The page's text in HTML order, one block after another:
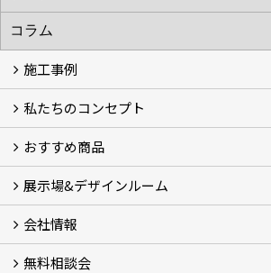
施工事例
施工事例
お客様の声 (46)
私たちのコンセプト
コンセプト
完成までの流れ
お庭のメンテナンスについて
おすすめ商品
オリジナル帆布のサイクルポート
NEW スマートサイクルポート
おしゃれな物置 (8)
門扉 (6)
ウッドフェンス (16)
アイアンの商品 (6)
ガーデニング雑貨 (3)
ガーデン書&ガーデンアート
こだわりのオリジナル商品 一覧
おすすめの植物 (29)
箱庭ガーデン
ポット苗
展示場&デザインルーム
展示場&デザインルーム
会社情報
会社概要
スタッフ紹介 (11)
ブログ
コラム
アクセス
求人募集
無料相談会